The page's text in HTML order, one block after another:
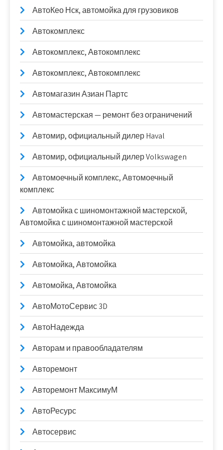
АвтоКео Нск, автомойка для грузовиков
Автокомплекс
Автокомплекс, Автокомплекс
Автокомплекс, Автокомплекс
Автомагазин Азиан Партс
Автомастерская — ремонт без ограничений
Автомир, официальный дилер Haval
Автомир, официальный дилер Volkswagen
Автомоечный комплекс, Автомоечный
комплекс
Автомойка с шиномонтажной мастерской,
Автомойка с шиномонтажной мастерской
Автомойка, автомойка
Автомойка, Автомойка
Автомойка, Автомойка
АвтоМотоСервис 3D
АвтоНадежда
Авторам и правообладателям
Авторемонт
Авторемонт МаксимуМ
АвтоРесурс
Автосервис